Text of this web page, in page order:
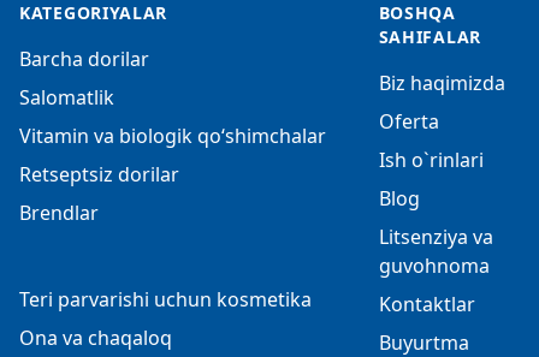
KATEGORIYALAR
Barcha dorilar
Salomatlik
Vitamin va biologik qo‘shimchalar
Retseptsiz dorilar
Brendlar
Teri parvarishi uchun kosmetika
Ona va chaqaloq
BOSHQA
SAHIFALAR
Biz haqimizda
Oferta
Ish o`rinlari
Blog
Litsenziya va
guvohnoma
Kontaktlar
Buyurtma